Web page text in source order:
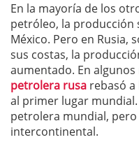
En la mayoría de los
petróleo, la producción
México. Pero en Rusia,
sus costas, la
aumentado. En
petrolera rusa rebasó a
al primer lugar
petrolera mundial,
intercontinental.